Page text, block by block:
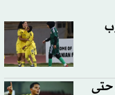
حتى